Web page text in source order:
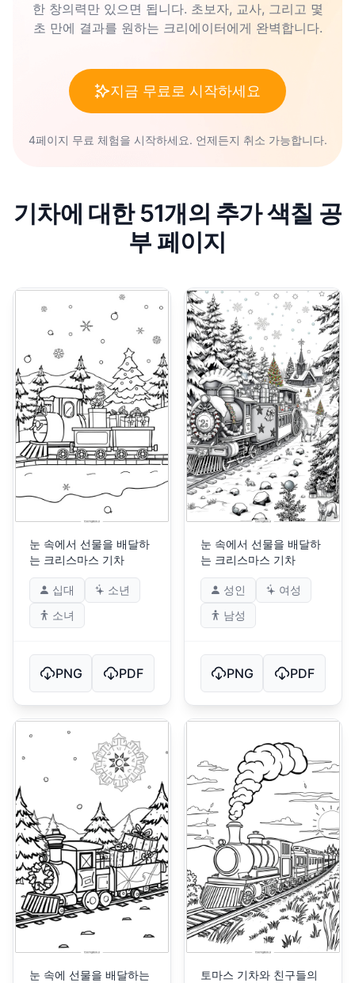
한 창의력만 있으면 됩니다. 초보자, 교사, 그리고 몇
초 만에 결과를 원하는 크리에이터에게 완벽합니다.
지금 무료로 시작하세요
4페이지 무료 체험을 시작하세요. 언제든지 취소 가능합니다.
기차에 대한 51개의 추가 색칠 공
부 페이지
눈 속에서 선물을 배달하
는 크리스마스 기차
십대
소년
소녀
PNG PDF
눈 속에서 선물을 배달하
는 크리스마스 기차
성인
여성
남성
PNG PDF
눈 속에 선물을 배달하는
토마스 기차와 친구들의